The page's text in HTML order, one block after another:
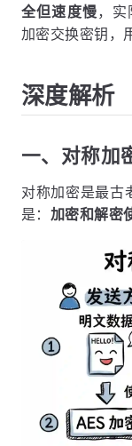
全但速度慢，
加密交换密钥，
深度解析
一、对称加
对称加密是最古
是： 加密和解密